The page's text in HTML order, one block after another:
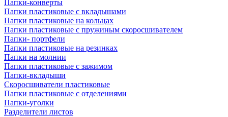
Папки-конверты
Папки пластиковые с вкладышами
Папки пластиковые на кольцах
Папки пластиковые с пружиным скоросшивателем
Папки- портфели
Папки пластиковые на резинках
Папки на молнии
Папки пластиковые с зажимом
Папки-вкладыши
Скоросшиватели пластиковые
Папки пластиковые с отделениями
Папки-уголки
Разделители листов